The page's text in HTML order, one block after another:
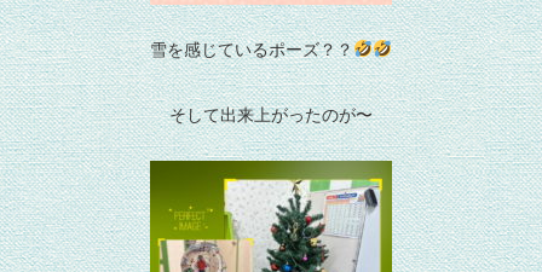
雪を感じているポーズ？？
そして出来上がったのが〜